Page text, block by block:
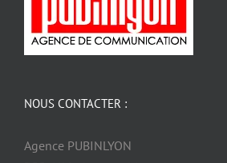
NOUS CONTACTER :
Agence PUBINLYON